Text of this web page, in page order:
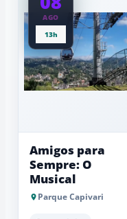
AGO
13h
Amigos para
Sempre: O
Musical
Parque Capivari